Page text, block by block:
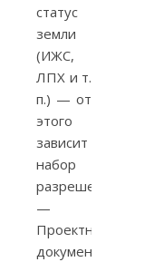
статус
земли
(ИЖС,
ЛПХ и т.
п.) — от
этого
зависит
набор
разрешений.
—
Проектная
документация